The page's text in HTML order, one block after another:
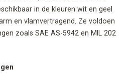
in de kleuren wit en geel
en vlamvertragend. Ze voldoen
zoals SAE AS-5942 en MIL 202